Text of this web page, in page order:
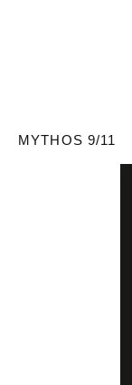
MYTHOS 9/11